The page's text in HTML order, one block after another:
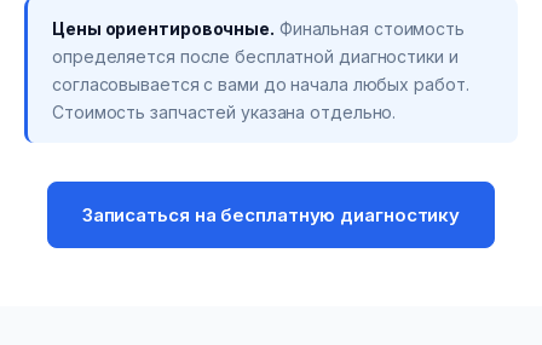
Цены ориентировочные. Финальная стоимость
определяется после бесплатной диагностики и
согласовывается с вами до начала любых работ.
Стоимость запчастей указана отдельно.
Записаться на бесплатную диагностику